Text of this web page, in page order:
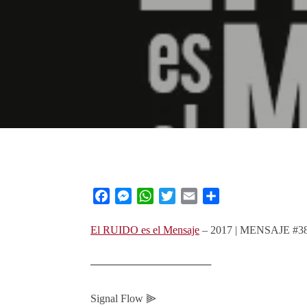
FacebookMessengerWhatsApp
Twitter Email
El RUIDO es el Mensaje – 2017 | MENSAJE
────────────────
Signal Flow ⫸